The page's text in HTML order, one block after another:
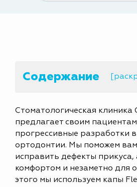
Содержание
Стоматологическая клиника
предлагает своим
прогрессивные разработки
ортодонтии. Мы поможем вам
исправить дефекты прикуса,
комфортом и незаметно для
этого мы используем капы